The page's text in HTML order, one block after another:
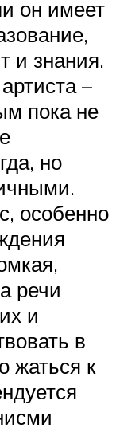
он имеет
и знания.
–
пока не
но
особенно
речи
и
в
жаться к